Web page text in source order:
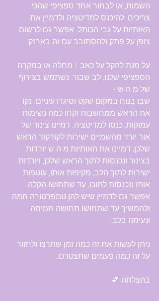
השמות, או לבחור אחד ספציפי שהכי
צריכים, להיכנס למדיטציה ולדמיין את
האותיות על גבי הכותל. אפשר גם לרשום
צופן על פתק ולהסתובב עם זה בארנק.
על מנת להקל על כאב / מחלה או במקרה
הספציפי שלנו, לב שבור, נשתמש בצירוף
של מ ה ש -
שבו בנוח במקום שקט וסיגרו עיניים. נקו
את הראש ממחשבות וקחו כמה נשימות
עמוקות, כנסו למדיטציה. דמיינו צינור של
אור יורד מהשמיים ישירות לקודקוד הראש
שלכן, דמיינו את האותיות מ ה ש יורדות
בצינור ונכנסות לתוך הראש שלכן, ויורדות
ישירות לתוך הלב, מקיפות אותו, עוטפות
אותו ונכנסות לתוכו, עד שתחושו הקלה.
אפשר גם לדמיין שיש להן טמפרטורה חמה
ולהמשיך עד שתחושו תחושה חמימה
ונעימה בלב.
ניתן לעשות את זה כמה זמן שתרצו ולחזור
על זה כמה פעמים שתצטרכו.
בהצלחה 💕